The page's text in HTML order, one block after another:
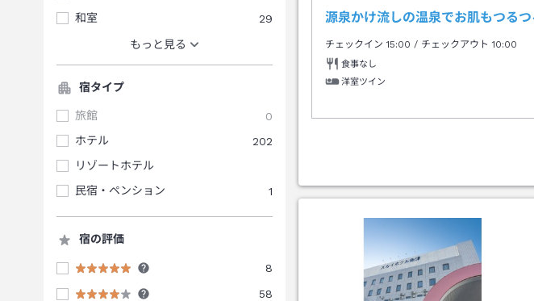
和室
29
もっと見る
宿タイプ
旅館
0
ホテル
202
リゾートホテル
民宿・ペンション
1
宿の評価
8
58
源泉かけ流しの温泉でお肌もつる
チェックイン15:00 / チェックアウト 10:00
食事なし
洋室ツイン